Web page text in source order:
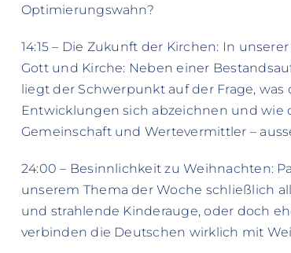
Optimierungswahn?
14:15 – Die Zukunft der Kirchen: In
Gott und Kirche: Neben einer
liegt der Schwerpunkt auf der Frage,
Entwicklungen sich abzeichnen und wie
Gemeinschaft und Wertevermittler –
24:00 – Besinnlichkeit zu Weihnachten:
unserem Thema der Woche schließlich
und strahlende Kinderauge, oder doch
verbinden die Deutschen wirklich mit